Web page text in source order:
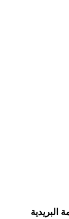
البريدية